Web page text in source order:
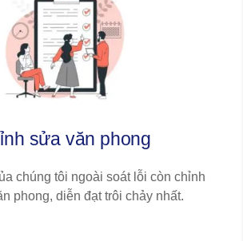
sửa văn phong
chúng tôi ngoài soát lỗi còn chỉnh
phong, diễn đạt trôi chảy nhất.